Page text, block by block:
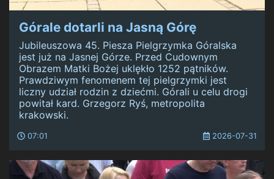
Górale dotarli na Jasną Górę
Jubileuszowa 45. Piesza Pielgrzymka Góralska
jest już na Jasnej Górze. Przed Cudownym
Obrazem Matki Bożej uklękło 1252 pątników.
Prawdziwym fenomenem tej pielgrzymki jest
liczny udział rodzin z dziećmi. Górali u celu drogi
powitał kard. Grzegorz Ryś, metropolita
krakowski.
07:01 2026-07-31